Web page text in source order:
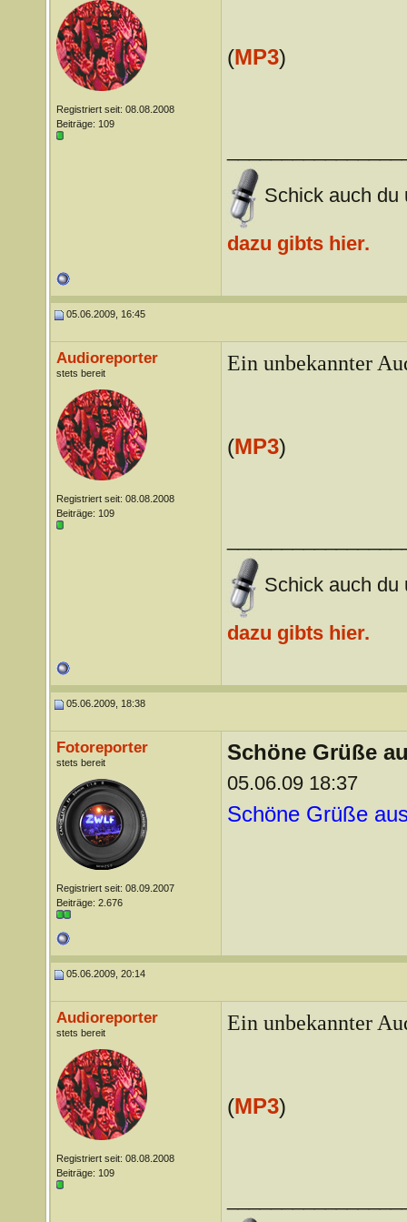
Registriert seit: 08.08.2008
Beiträge: 109
(MP3)
Schick auch
dazu gibts hier.
05.06.2009, 16:45
Audioreporter
stets bereit
Registriert seit: 08.08.2008
Beiträge: 109
Ein unbekannter
(MP3)
Schick auch
dazu gibts hier.
05.06.2009, 18:38
Fotoreporter
stets bereit
Registriert seit: 08.09.2007
Beiträge: 2.676
Schöne Grüße
05.06.09 18:37
Schöne Grüße
05.06.2009, 20:14
Audioreporter
stets bereit
Registriert seit: 08.08.2008
Beiträge: 109
Ein unbekannter
(MP3)